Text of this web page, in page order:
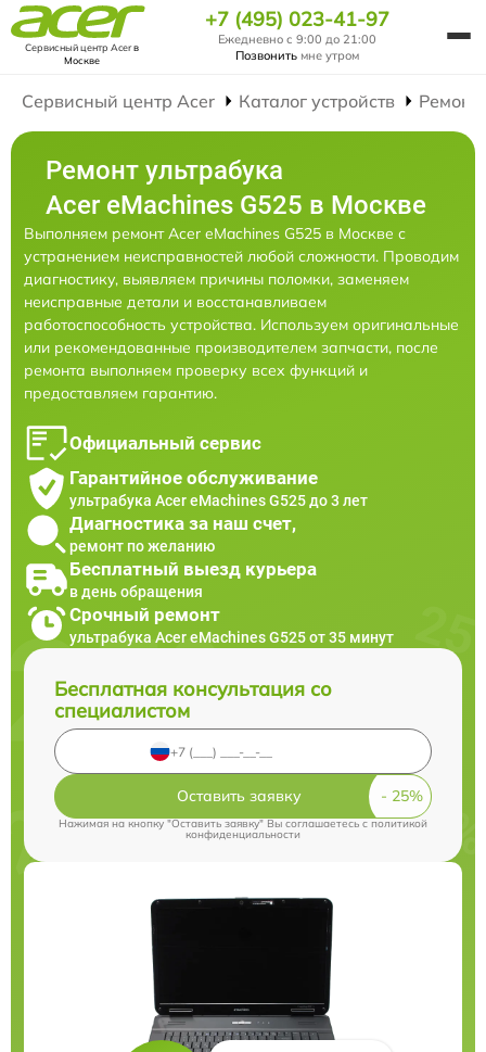
Сервисный центр Acerв
Москве
+7 (495) 023-41-97
Ежедневно с 9:00 до 21:00
Позвонить мне утром
Сервисный центр Acer Каталог устройств Ремонт
Ремонт ультрабука
Acer eMachines G525 в Москве
Выполняем ремонт Acer eMachines G525 в Москве с
устранением неисправностей любой сложности. Проводим
диагностику, выявляем причины поломки, заменяем
неисправные детали и восстанавливаем
работоспособность устройства. Используем оригинальные
или рекомендованные производителем запчасти, после
ремонта выполняем проверку всех функций и
предоставляем гарантию.
Официальный сервис
Гарантийное обслуживание
ультрабука Acer eMachines G525 до 3 лет
Диагностика за наш счет,
ремонт по желанию
Бесплатный выезд курьера
в день обращения
Срочный ремонт
ультрабука Acer eMachines G525 от 35 минут
Бесплатная консультация со
специалистом
Оставить заявку
Нажимая на кнопку "Оставить заявку" Вы соглашаетесь cполитикой
конфиденциальности